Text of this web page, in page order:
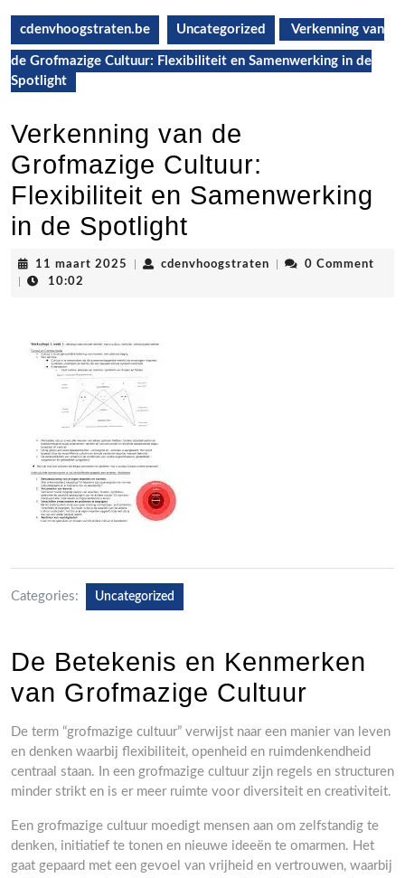
cdenvhoogstraten.be Uncategorized Verkenning van
de Grofmazige Cultuur: Flexibiliteit en Samenwerking in de
Spotlight
Verkenning van de
Grofmazige Cultuur:
Flexibiliteit en Samenwerking
in de Spotlight
11 maart 2025 11
cdenvhoogstraten cdenvhoogstraten
0 Comment
10:02
Categories: Uncategorized
De Betekenis en Kenmerken
van Grofmazige Cultuur
De term “grofmazige cultuur” verwijst naar een manier van leven
en denken waarbij flexibiliteit, openheid en ruimdenkendheid
centraal staan. In een grofmazige cultuur zijn regels en structuren
minder strikt en is er meer ruimte voor diversiteit en creativiteit.
Een grofmazige cultuur moedigt mensen aan om zelfstandig te
denken, initiatief te tonen en nieuwe ideeën te omarmen. Het
gaat gepaard met een gevoel van vrijheid en vertrouwen, waarbij